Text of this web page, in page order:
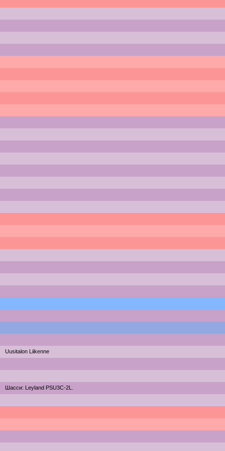
Uusitalon Liikenne
Шасси: Leyland PSU3C-2L.